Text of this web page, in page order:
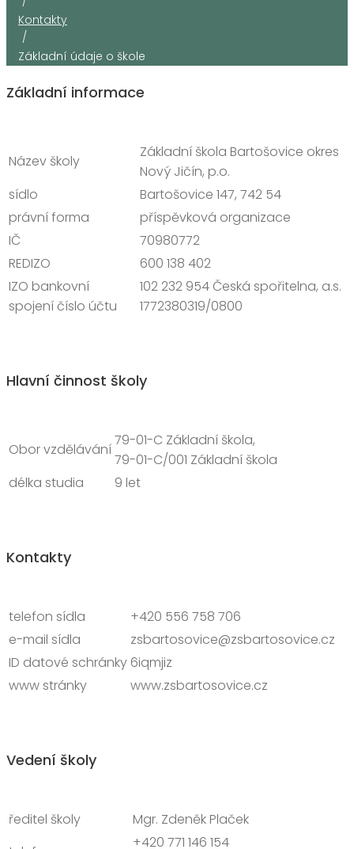
Základní informace
příspěvková organizace
IČ
70980772
REDIZO
600 138 402
IZO bankovní spojení
číslo účtu
102 232 954 Česká spořitelna, a.s.
1772380319/0800
Hlavní činnost školy
Obor vzdělávání
79-01-C Základní škola,
telefon sídla
ID datové schránky
6iqmjiz
www stránky
www.zsbartosovice.cz
+420 556 758 706